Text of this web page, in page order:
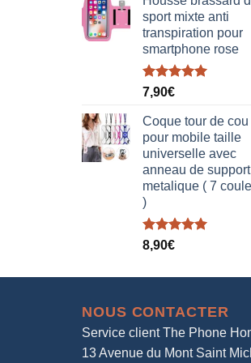
sport mixte anti
transpiration pour
smartphone rose
Note5.00
7,90€
Coque tour de cou
pour mobile taille
universelle avec
anneau de support
metalique ( 7
)
Note5.00
8,90€
NOUS CONTACTER
Service client The Phone
13 Avenue du Mont Saint